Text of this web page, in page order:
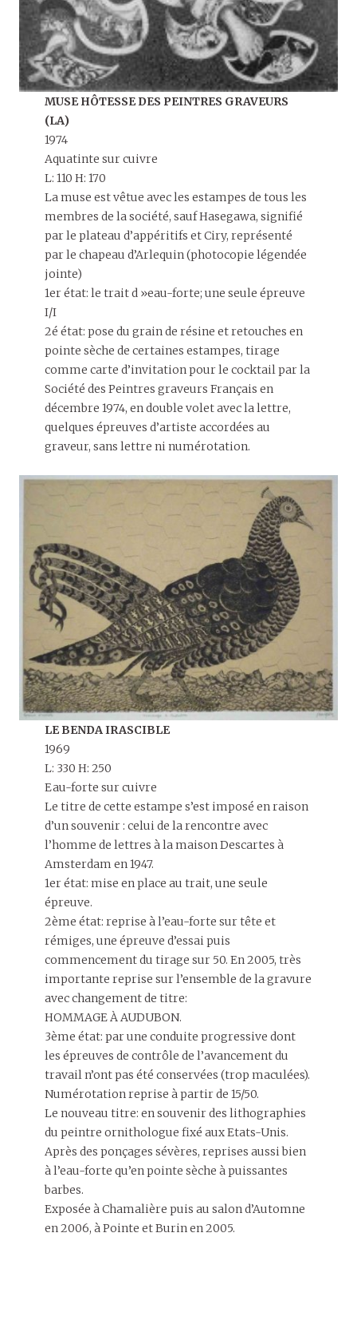
MUSE HÔTESSE DES PEINTRES GRAVEURS
(LA)
1974
Aquatinte sur cuivre
L: 110 H: 170
La muse est vêtue avec les estampes de tous les
membres de la société, sauf Hasegawa, signifié
par le plateau d’appéritifs et Ciry, représenté
par le chapeau d’Arlequin (photocopie légendée
jointe)
1er état: le trait d »eau-forte; une seule épreuve
I/I
2é état: pose du grain de résine et retouches en
pointe sèche de certaines estampes, tirage
comme carte d’invitation pour le cocktail par la
Société des Peintres graveurs Français en
décembre 1974, en double volet avec la lettre,
quelques épreuves d’artiste accordées au
graveur, sans lettre ni numérotation.
LE BENDA IRASCIBLE
1969
L: 330 H: 250
Eau-forte sur cuivre
Le titre de cette estampe s’est imposé en raison
d’un souvenir : celui de la rencontre avec
l’homme de lettres à la maison Descartes à
Amsterdam en 1947.
1er état: mise en place au trait, une seule
épreuve.
2ème état: reprise à l’eau-forte sur tête et
rémiges, une épreuve d’essai puis
commencement du tirage sur 50. En 2005, très
importante reprise sur l’ensemble de la gravure
avec changement de titre:
HOMMAGE À AUDUBON.
3ème état: par une conduite progressive dont
les épreuves de contrôle de l’avancement du
travail n’ont pas été conservées (trop maculées).
Numérotation reprise à partir de 15/50.
Le nouveau titre: en souvenir des lithographies
du peintre ornithologue fixé aux Etats-Unis.
Après des ponçages sévères, reprises aussi bien
à l’eau-forte qu’en pointe sèche à puissantes
barbes.
Exposée à Chamalière puis au salon d’Automne
en 2006, à Pointe et Burin en 2005.